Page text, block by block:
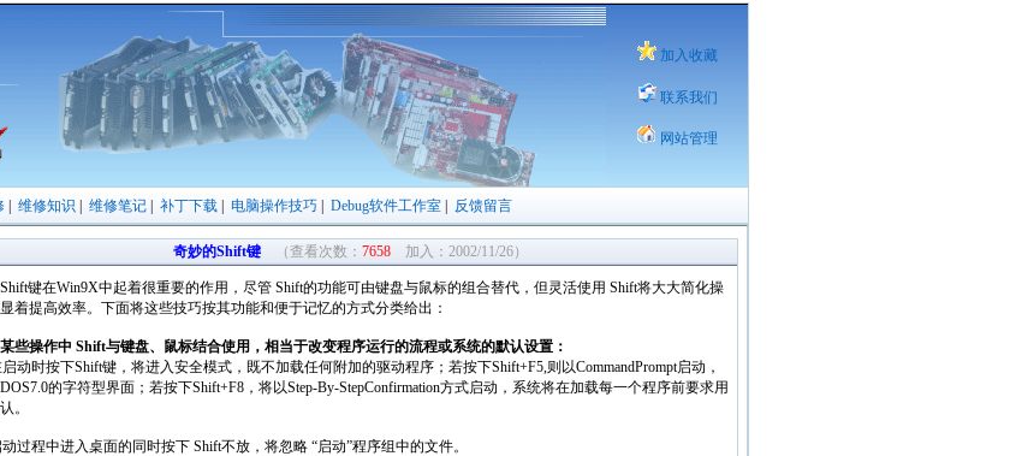
加入收藏
联系我们
网站管理
维修知识 维修笔记 补丁下载 电脑操作技巧 Debug软件工作室 反馈留言
奇妙的Shift键 （查看次数： 7658加入：2002/11/26）
键在Win9X中起着很重要的作用，尽管 Shift的功能可由键盘与鼠标的组合替代，但灵活使用 Shift将大大简化操
着提高效率。下面将这些技巧按其功能和便于记忆的方式分类给出：
些操作中 Shift与键盘、鼠标结合使用，相当于改变程序运行的流程或系统的默认设置：
动时按下Shift键，将进入安全模式，既不加载任何附加的驱动程序；若按下Shift+F5,则以CommandPrompt启动，
的字符型界面；若按下Shift+F8，将以Step-By-StepConfirmation方式启动，系统将在加载每一个程序前要求用
。
过程中进入桌面的同时按下 Shift不放，将忽略 “启动”程序组中的文件。